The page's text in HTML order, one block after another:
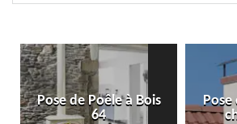
Pose de Poêle à Bois
64
Pose